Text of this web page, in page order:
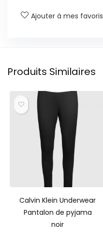
Ajouter à mes favoris
Produits Similaires
Calvin Klein Underwear
Pantalon de pyjama
noir